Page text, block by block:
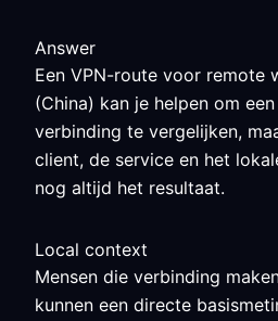
Answer
Een VPN-route voor remote
(China) kan je helpen om
verbinding te vergelijken,
client, de service en het
nog altijd het resultaat.
Local context
Mensen die verbinding
kunnen een directe